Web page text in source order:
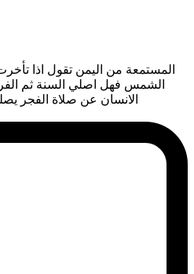
المستمعة من اليمن تقول اذا
الشمس فهل اصلي السنة ثم
الانسان عن صلاة الفجر